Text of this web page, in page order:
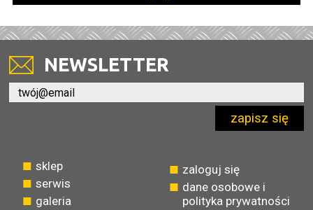
NEWSLETTER
zapisz się
sklep
serwis
galeria
zaloguj się
dane osobowe i
polityka prywatności